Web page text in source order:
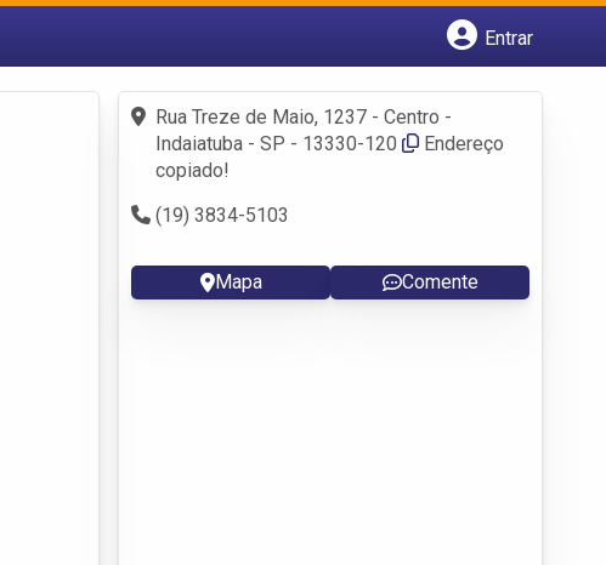
Entrar
Fazer login
Criar conta
Rua Treze de Maio, 1237 - Centro -
Indaiatuba - SP - 13330-120
Endereço
copiado!
(19) 3834-5103
Mapa Comente